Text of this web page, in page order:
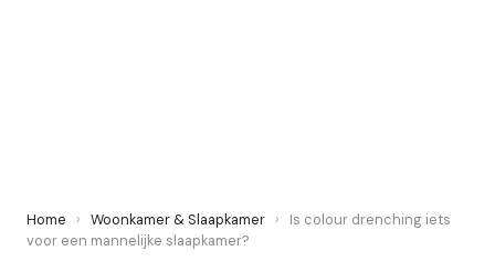
Home › Woonkamer & Slaapkamer ›
Is colour drenching iets
voor een mannelijke slaapkamer?